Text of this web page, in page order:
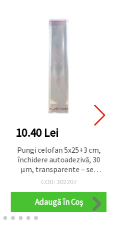
10.40 Lei
Pungi celofan 5x25+3 cm,
închidere autoadezivă, 30
µm, transparente – set
200 buc.
COD: 302207
Adaugă în Coş